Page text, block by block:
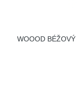
WOOOD